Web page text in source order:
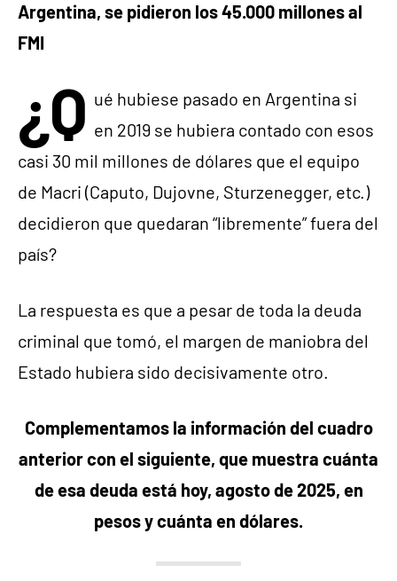
Argentina, se pidieron los 45.000 millones al
FMI
¿Q ué hubiese pasado en Argentina si
en 2019 se hubiera contado con esos
casi 30 mil millones de dólares que el equipo
de Macri (Caputo, Dujovne, Sturzenegger, etc.)
decidieron que quedaran “libremente” fuera del
país?
La respuesta es que a pesar de toda la deuda
criminal que tomó, el margen de maniobra del
Estado hubiera sido decisivamente otro.
Complementamos la información del cuadro
anterior con el siguiente, que muestra cuánta
de esa deuda está hoy, agosto de 2025, en
pesos y cuánta en dólares.